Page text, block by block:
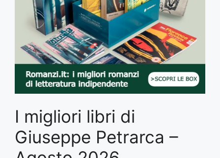
I migliori libri di
Giuseppe Petrarca –